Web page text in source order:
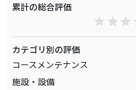
累計の総合評価
カテゴリ別の評価
コースメンテナンス
施設・設備